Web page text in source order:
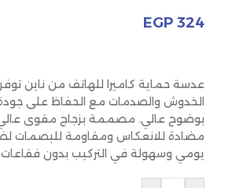
EGP 324
عدسة حماية كاميرا للهاتف من ناين
الخدوش والصدمات مع الحفاظ على جودة
بوضوح عالي. مصممة بزجاج مقوى عالي
مضادة للانعكاس ومقاومة للبصمات
يومي وسهولة في التركيب بدون فقاعات